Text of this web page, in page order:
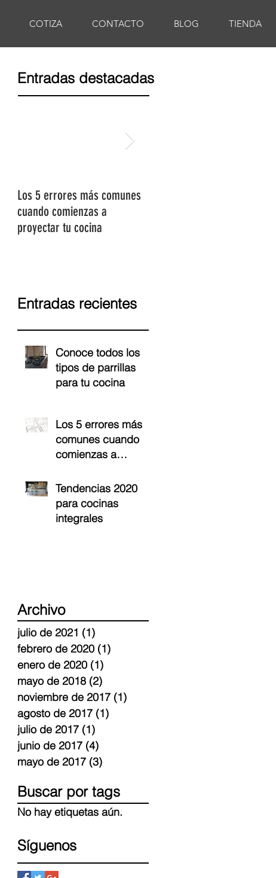
COTIZA CONTACTO BLOG TIENDA
Entradas destacadas
Los 5 errores más comunes
cuando comienzas a
proyectar tu cocina
Entradas recientes
Conoce todos los
tipos de parrillas
para tu cocina
Los 5 errores más
comunes cuando
comienzas a
Tendencias 2020
para cocinas
integrales
Archivo
julio de 2021 (1)
febrero de 2020 (1)
enero de 2020 (1)
mayo de 2018 (2)
noviembre de 2017 (1)
agosto de 2017 (1)
julio de 2017 (1)
junio de 2017 (4)
mayo de 2017 (3)
Buscar por tags
No hay etiquetas aún.
Síguenos